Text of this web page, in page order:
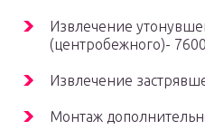
Извлечение
(центробежного)-
Извлечение
Монтаж